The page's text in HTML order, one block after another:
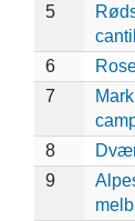
5
6
7
8
9